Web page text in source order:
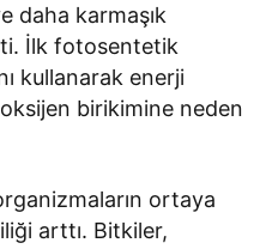
daha karmaşık
İlk fotosentetik
kullanarak enerji
birikimine neden
ortaya
arttı. Bitkiler,